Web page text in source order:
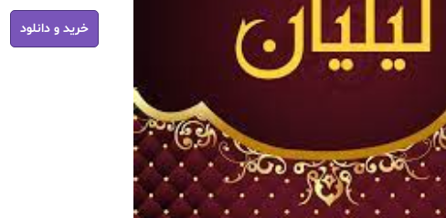
رمان
لیلیانpdf
عدد
خرید و دانلود